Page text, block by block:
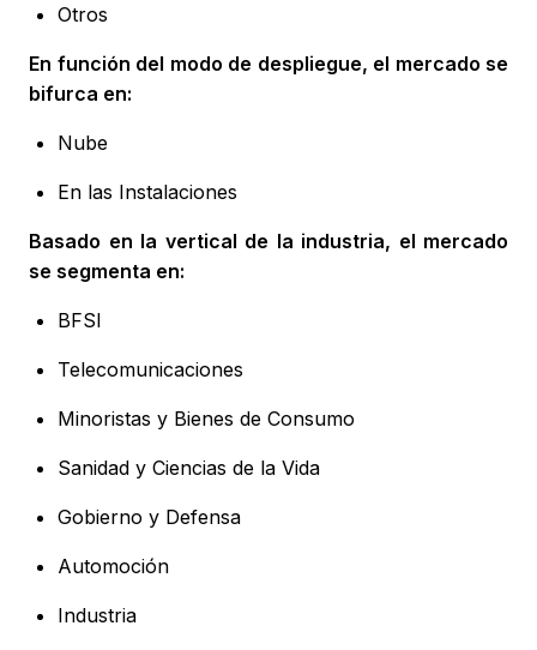
Otros
En función del modo de despliegue, el mercado se
bifurca en:
Nube
En las Instalaciones
Basado en la vertical de la industria, el mercado
se segmenta en:
BFSI
Telecomunicaciones
Minoristas y Bienes de Consumo
Sanidad y Ciencias de la Vida
Gobierno y Defensa
Automoción
Industria